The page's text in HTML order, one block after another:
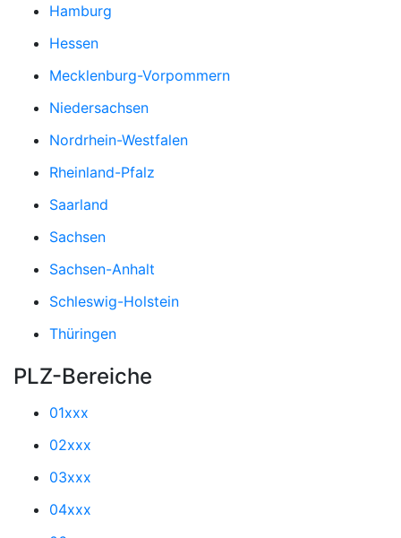
Hamburg
Hessen
Mecklenburg-Vorpommern
Niedersachsen
Nordrhein-Westfalen
Rheinland-Pfalz
Saarland
Sachsen
Sachsen-Anhalt
Schleswig-Holstein
Thüringen
PLZ-Bereiche
01xxx
02xxx
03xxx
04xxx